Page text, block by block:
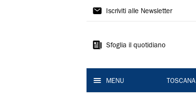
Il
Iscriviti alle Newsletter
Sfoglia il quotidiano
MENU TOSCANA